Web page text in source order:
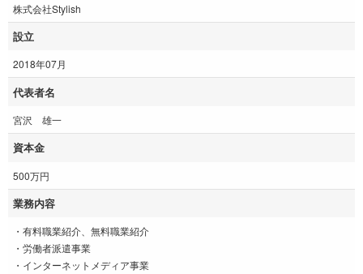
株式会社Stylish
設立
2018年07月
代表者名
宮沢 雄一
資本金
500万円
業務内容
・有料職業紹介、無料職業紹介
・労働者派遣事業
・インターネットメディア事業